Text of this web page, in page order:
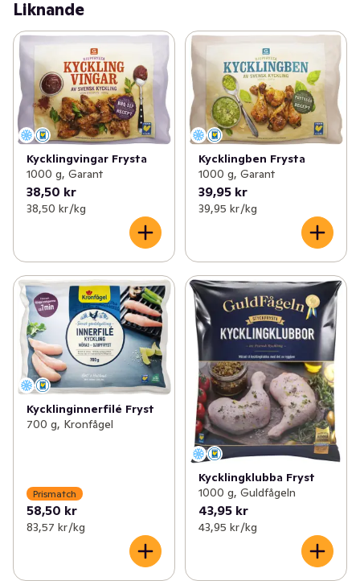
tallriken.
Liknande
Kycklingvingar Frysta
1000 g, Garant
38,50 kr
38,50 kr /kg
Kycklingben Frysta
1000 g, Garant
39,95 kr
39,95 kr /kg
Kycklinginnerfilé Fryst
700 g, Kronfågel
Prismatch
58,50 kr
83,57 kr /kg
Kycklingklubba Fryst
1000 g, Guldfågeln
43,95 kr
43,95 kr /kg